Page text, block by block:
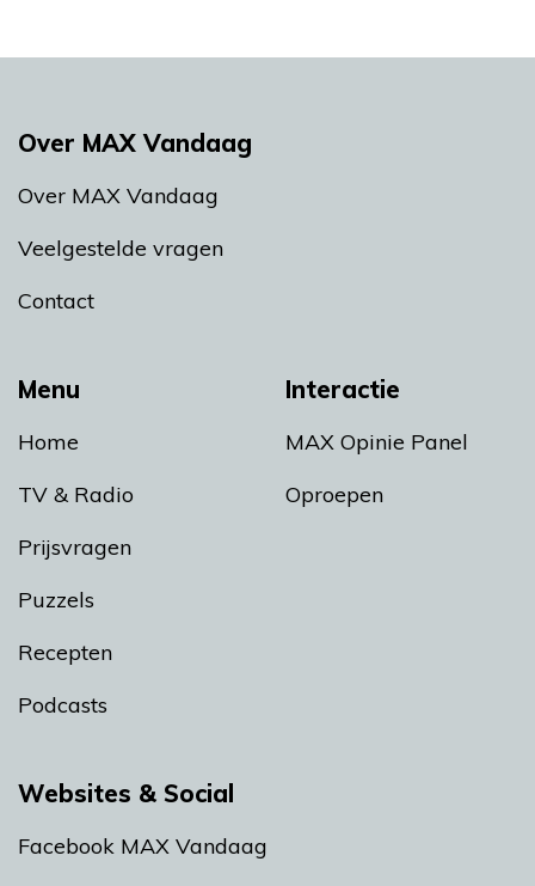
Menu
Home
TV & Radio
Prijsvragen
Puzzels
Recepten
Podcasts
Interactie
MAX Opinie Panel
Oproepen
Over MAX Vandaag
Over MAX Vandaag
Veelgestelde vragen
Contact
Websites & Social
Facebook MAX Vandaag